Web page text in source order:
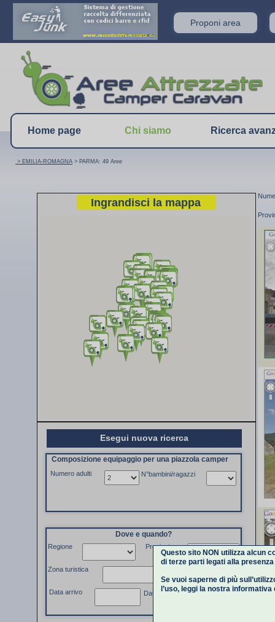
Proponi area
Home page Chi siamo Ricerca
Ingrandisci la mappa
Esegui nuova ricerca
Composizione equipaggio per una piazzola camper
Numero adulti N°bambini/ragazzi
Regione Provincia
Zona turistica
Data partenza
Data arrivo
Dove e quando?
> EMILIA-ROMAGNA > PARMA: 49 Aree
Questo sito NON utilizza alcun
di terze parti legati alla
Se vuoi saperne di più
l’uso, leggi la nostra informativa